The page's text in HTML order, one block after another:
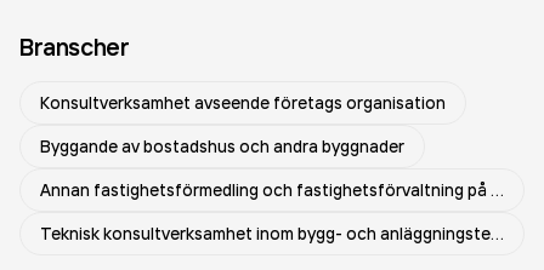
Branscher
Konsultverksamhet avseende företags organisation
Byggande av bostadshus och andra byggnader
Annan fastighetsförmedling och fastighetsförvaltning på uppdrag
Teknisk konsultverksamhet inom bygg- och anläggningsteknik